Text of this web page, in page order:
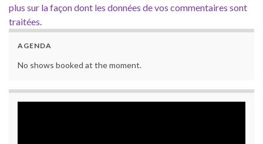
plus sur la façon dont les données de vos commentaires sont
traitées.
AGENDA
No shows booked at the moment.